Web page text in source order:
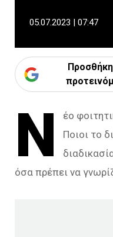
05.07.2023 | 07:47
Ν
έο
Ποιοι το
όσα πρέπει να